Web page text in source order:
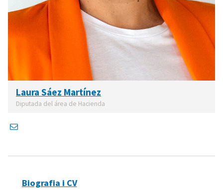
Laura Sáez Martínez
Diputada del área de Hacienda
Biografia i CV